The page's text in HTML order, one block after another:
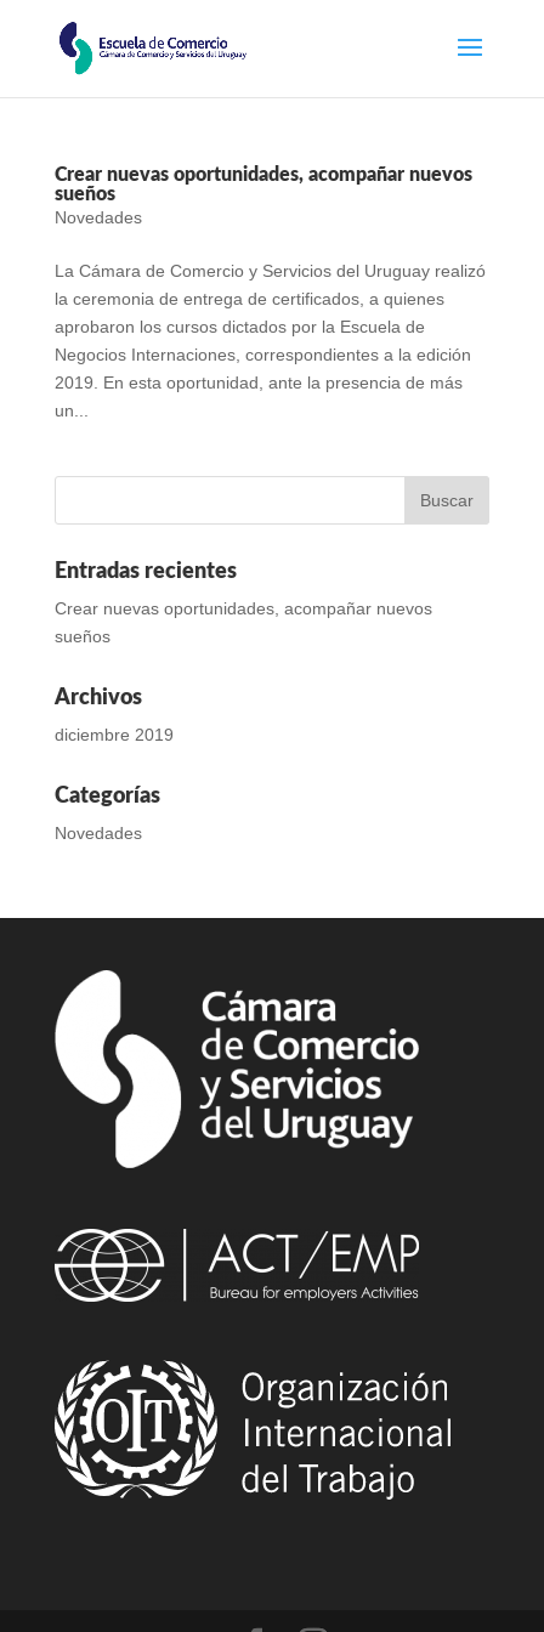
Crear nuevas oportunidades, acompañar nuevos
sueños
Novedades
La Cámara de Comercio y Servicios del Uruguay realizó
la ceremonia de entrega de certificados, a quienes
aprobaron los cursos dictados por la Escuela de
Negocios Internaciones, correspondientes a la edición
2019. En esta oportunidad, ante la presencia de más
un...
Entradas recientes
Crear nuevas oportunidades, acompañar nuevos
sueños
Archivos
diciembre 2019
Categorías
Novedades